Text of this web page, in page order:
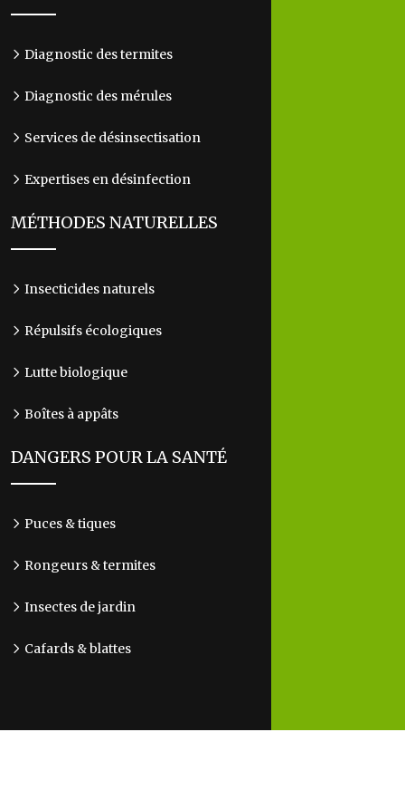
Diagnostic des termites
Diagnostic des mérules
Services de désinsectisation
Expertises en désinfection
MÉTHODES NATURELLES
Insecticides naturels
Répulsifs écologiques
Lutte biologique
Boîtes à appâts
DANGERS POUR LA SANTÉ
Puces & tiques
Rongeurs & termites
Insectes de jardin
Cafards & blattes